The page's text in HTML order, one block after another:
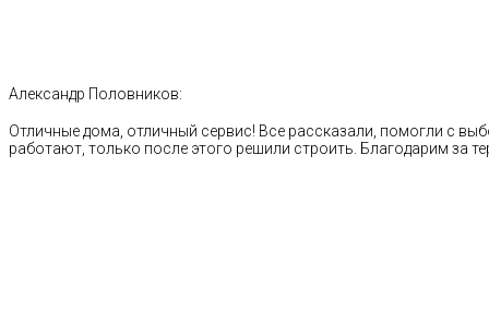
Александр Половников:
Отличные дома, отличный сервис! Все рассказали, помогли с
работают, только после этого решили строить. Благодарим за